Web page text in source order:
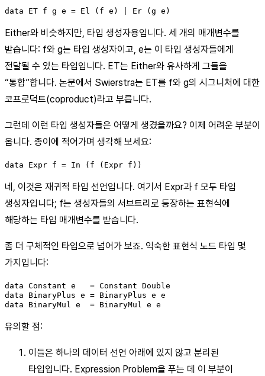
data ET f g e = El (f e) | Er (g e)
Either와 비슷하지만, 타입 생성자용입니다. 세 개의 매개변수를
받습니다: f와 g는 타입 생성자이고, e는 이 타입 생성자들에게
전달될 수 있는 타입입니다. ET는 Either와 유사하게 그들을
“통합”합니다. 논문에서 Swierstra는 ET를 f와 g의 시그니처에 대한
코프로덕트(coproduct)라고 부릅니다.
그런데 이런 타입 생성자들은 어떻게 생겼을까요? 이제 어려운 부분이
옵니다. 종이에 적어가며 생각해 보세요:
data Expr f = In (f (Expr f))
네, 이것은 재귀적 타입 선언입니다. 여기서 Expr과 f 모두 타입
생성자입니다; f는 생성자들의 서브트리로 등장하는 표현식에
해당하는 타입 매개변수를 받습니다.
좀 더 구체적인 타입으로 넘어가 보죠. 익숙한 표현식 노드 타입 몇
가지입니다:
data Constant e   = Constant Double
data BinaryPlus e = BinaryPlus e e
data BinaryMul e  = BinaryMul e e
유의할 점:
이들은 하나의 데이터 선언 아래에 있지 않고 분리된
타입입니다. Expression Problem을 푸는 데 이 부분이